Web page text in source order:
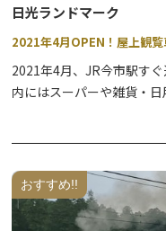
日光ランドマーク
2021年4月OPEN！屋上観
2021年4月、JR今市駅す
内にはスーパーや雑貨・
トンゴンドラに乗れば、
その場でも遠目からでも
4階にはカフェレストラン
おすすめ!!